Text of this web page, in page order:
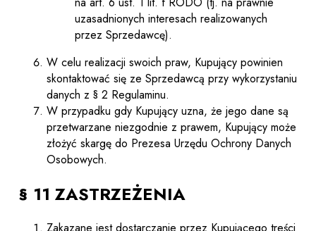
uzasadnionych interesach realizowanych
przez Sprzedawcę).
W celu realizacji swoich praw, Kupujący powinien
skontaktować się ze Sprzedawcą przy wykorzystaniu
danych z § 2 Regulaminu.
W przypadku gdy Kupujący uzna, że jego dane są
przetwarzane niezgodnie z prawem, Kupujący może
złożyć skargę do Prezesa Urzędu Ochrony Danych
Osobowych.
§ 11 ZASTRZEŻENIA